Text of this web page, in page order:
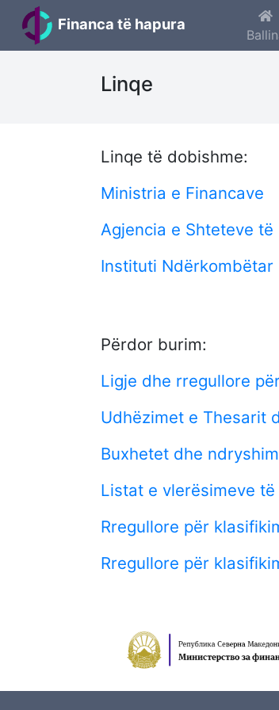
Financa të hapura
Linqe
Linqe të dobishme:
Ministria e Financave
Agjencia e Shteteve
Instituti Ndërkombëtar
Përdor burim:
Ligje dhe rregullore
Udhëzimet e Thesarit
Buxhetet dhe
Listat e vlerësimeve
Rregullore për
Rregullore për